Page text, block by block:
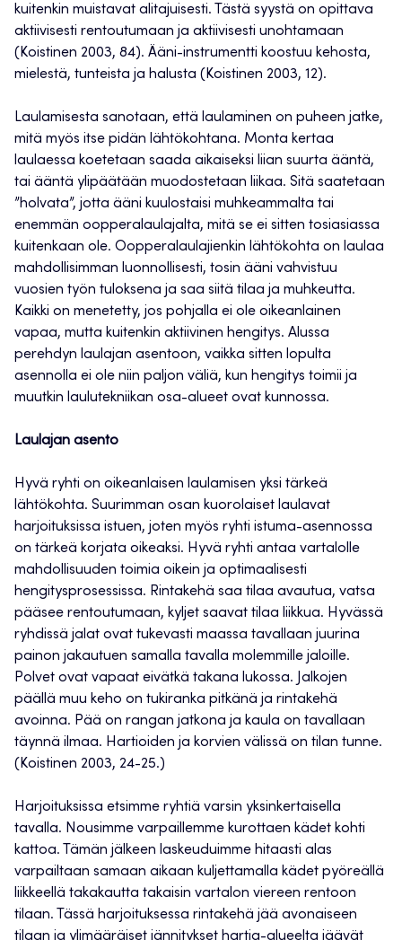
kuitenkin muistavat alitajuisesti. Tästä syystä on opittava
aktiivisesti rentoutumaan ja aktiivisesti unohtamaan
(Koistinen 2003, 84). Ääni-instrumentti koostuu kehosta,
mielestä, tunteista ja halusta (Koistinen 2003, 12).
Laulamisesta sanotaan, että laulaminen on puheen jatke,
mitä myös itse pidän lähtökohtana. Monta kertaa
laulaessa koetetaan saada aikaiseksi liian suurta ääntä,
tai ääntä ylipäätään muodostetaan liikaa. Sitä saatetaan
”holvata”, jotta ääni kuulostaisi muhkeammalta tai
enemmän oopperalaulajalta, mitä se ei sitten tosiasiassa
kuitenkaan ole. Oopperalaulajienkin lähtökohta on laulaa
mahdollisimman luonnollisesti, tosin ääni vahvistuu
vuosien työn tuloksena ja saa siitä tilaa ja muhkeutta.
Kaikki on menetetty, jos pohjalla ei ole oikeanlainen
vapaa, mutta kuitenkin aktiivinen hengitys. Alussa
perehdyn laulajan asentoon, vaikka sitten lopulta
asennolla ei ole niin paljon väliä, kun hengitys toimii ja
muutkin laulutekniikan osa-alueet ovat kunnossa.
Laulajan asento
Hyvä ryhti on oikeanlaisen laulamisen yksi tärkeä
lähtökohta. Suurimman osan kuorolaiset laulavat
harjoituksissa istuen, joten myös ryhti istuma-asennossa
on tärkeä korjata oikeaksi. Hyvä ryhti antaa vartalolle
mahdollisuuden toimia oikein ja optimaalisesti
hengitysprosessissa. Rintakehä saa tilaa avautua, vatsa
pääsee rentoutumaan, kyljet saavat tilaa liikkua. Hyvässä
ryhdissä jalat ovat tukevasti maassa tavallaan juurina
painon jakautuen samalla tavalla molemmille jaloille.
Polvet ovat vapaat eivätkä takana lukossa. Jalkojen
päällä muu keho on tukiranka pitkänä ja rintakehä
avoinna. Pää on rangan jatkona ja kaula on tavallaan
täynnä ilmaa. Hartioiden ja korvien välissä on tilan tunne.
(Koistinen 2003, 24-25.)
Harjoituksissa etsimme ryhtiä varsin yksinkertaisella
tavalla. Nousimme varpaillemme kurottaen kädet kohti
kattoa. Tämän jälkeen laskeuduimme hitaasti alas
varpailtaan samaan aikaan kuljettamalla kädet pyöreällä
liikkeellä takakautta takaisin vartalon viereen rentoon
tilaan. Tässä harjoituksessa rintakehä jää avonaiseen
tilaan ja ylimääräiset jännitykset hartia-alueelta jäävät